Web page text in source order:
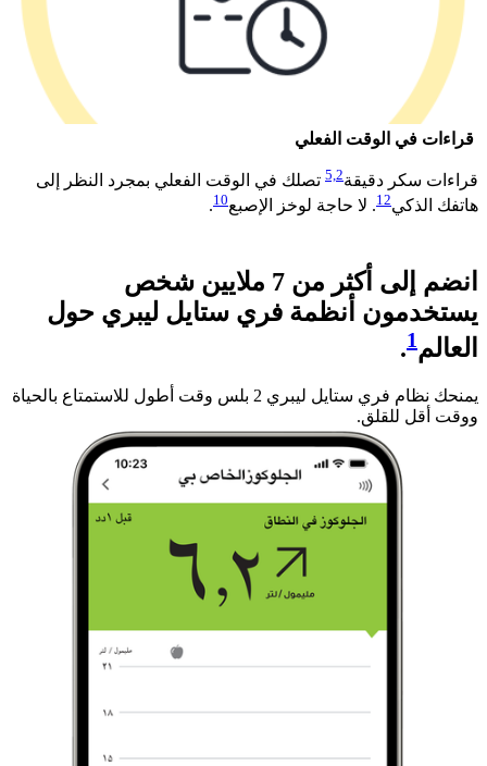
قراءات في الوقت الفعلي
قراءات سكر دقيقة 5,2
تصلك في الوقت الفعلي بمجرد النظر إلى
هاتفك الذكي12. لا حاجة لوخز الإصبع10
. ​
انضم إلى أكثر من 7 ملايين شخص
يستخدمون أنظمة فري ستايل ليبري حول
العالم 1
.
يمنحك نظام فري ستايل ليبري 2 بلس وقت أطول للاستمتاع بالحياة
ووقت أقل للقلق. ​